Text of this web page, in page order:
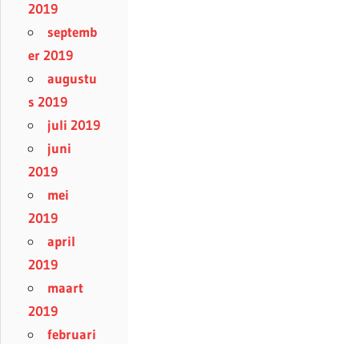
2019
septemb
er 2019
augustu
s 2019
juli 2019
juni
2019
mei
2019
april
2019
maart
2019
februari